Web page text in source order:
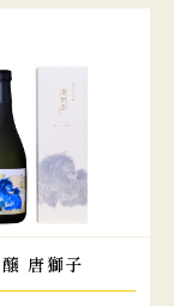
唐獅子